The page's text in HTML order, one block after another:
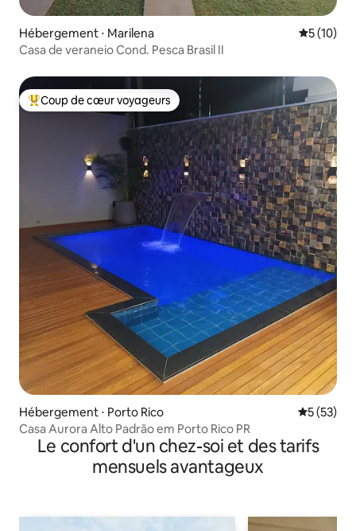
Hébergement ⋅ Marilena
5 (10)
Casa de veraneio Cond. Pesca Brasil II
Coups de cœur voyageurs les plus appréciés
Coup de cœur voyageurs
Hébergement ⋅ Porto Rico
5 (53)
Casa Aurora Alto Padrão em Porto Rico PR
Le confort d'un chez-soi et des tarifs
mensuels avantageux